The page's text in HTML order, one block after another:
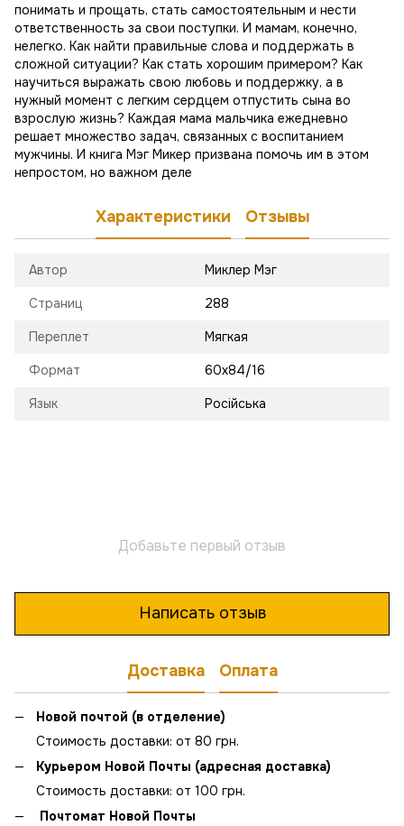
понимать и прощать, стать самостоятельным и нести
ответственность за свои поступки. И мамам, конечно,
нелегко. Как найти правильные слова и поддержать в
сложной ситуации? Как стать хорошим примером? Как
научиться выражать свою любовь и поддержку, а в
нужный момент с легким сердцем отпустить сына во
взрослую жизнь? Каждая мама мальчика ежедневно
решает множество задач, связанных с воспитанием
мужчины. И книга Мэг Микер призвана помочь им в этом
непростом, но важном деле
Характеристики Отзывы
Автор Миклер Мэг
Страниц 288
Переплет Мягкая
Формат 60х84/16
Язык Російська
Добавьте первый отзыв
Написать отзыв
Доставка Оплата
Новой почтой (в отделение)
Стоимость доставки: от 80 грн.
Курьером Новой Почты (адресная доставка)
Стоимость доставки: от 100 грн.
Почтомат Новой Почты